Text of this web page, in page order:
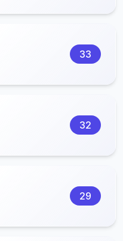
33
32
29